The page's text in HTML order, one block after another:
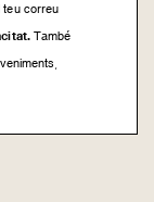
teu correu
També